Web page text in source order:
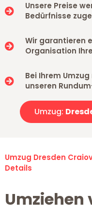
Unsere Preise
Bedürfnisse
Wir garantieren
Organisation
Bei Ihrem
unseren
Umzug:
Umzug Dresden
Details
Umziehen